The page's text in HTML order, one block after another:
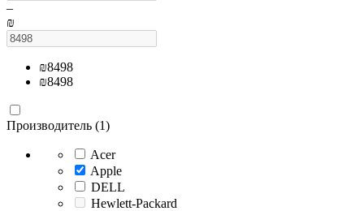
–
₪
₪8498
₪8498
Производитель (1)
Acer
Apple
DELL
Hewlett-Packard